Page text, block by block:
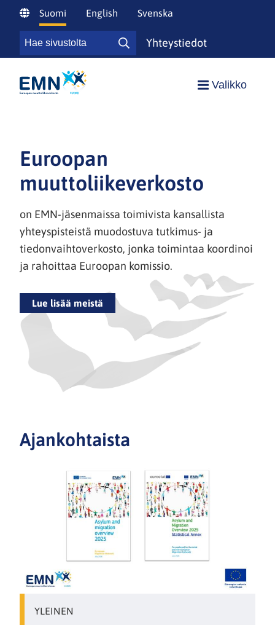
Siirry
sisältöön
Suomi English Svenska
Hae
sivustolta
Hae
sivustolta
Yhteystiedot
Valikko
Euroopan
muuttoliikeverkosto
on EMN-jäsenmaissa toimivista kansallista
yhteyspisteistä muodostuva tutkimus- ja
tiedonvaihtoverkosto, jonka toimintaa koordinoi
ja rahoittaa Euroopan komissio.
Lue lisää meistä
Ajankohtaista
YLEINEN